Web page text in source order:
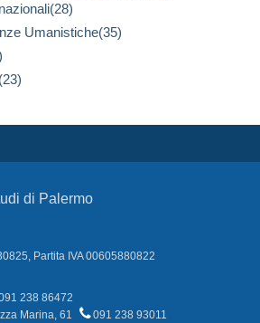
Umanistiche(35)
di Palermo
Partita IVA 00605880822
238 86472
Marina, 61
091 238 93011